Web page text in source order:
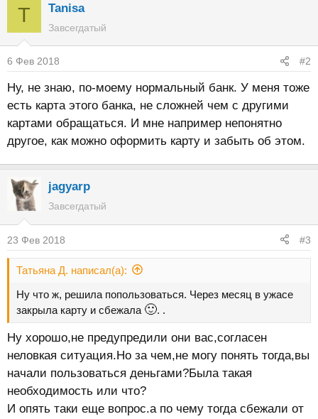
T Tanisa
Завсегдатый
6 Фев 2018 #2
Ну, не знаю, по-моему нормальный банк. У меня тоже
есть карта этого банка, не сложней чем с другими
картами обращаться. И мне например непонятно
другое, как можно оформить карту и забыть об этом.
jagyarp
Завсегдатый
23 Фев 2018 #3
Татьяна Д. написал(а):
Ну что ж, решила попользоваться. Через месяц в ужасе
закрыла карту и сбежала 🙂. .
Ну хорошо,не предупредили они вас,согласен
неловкая ситуация.Но за чем,не могу понять тогда,вы
начали пользоваться деньгами?Была такая
необходимость или что?
И опять таки еще вопрос.а по чему тогда сбежали от